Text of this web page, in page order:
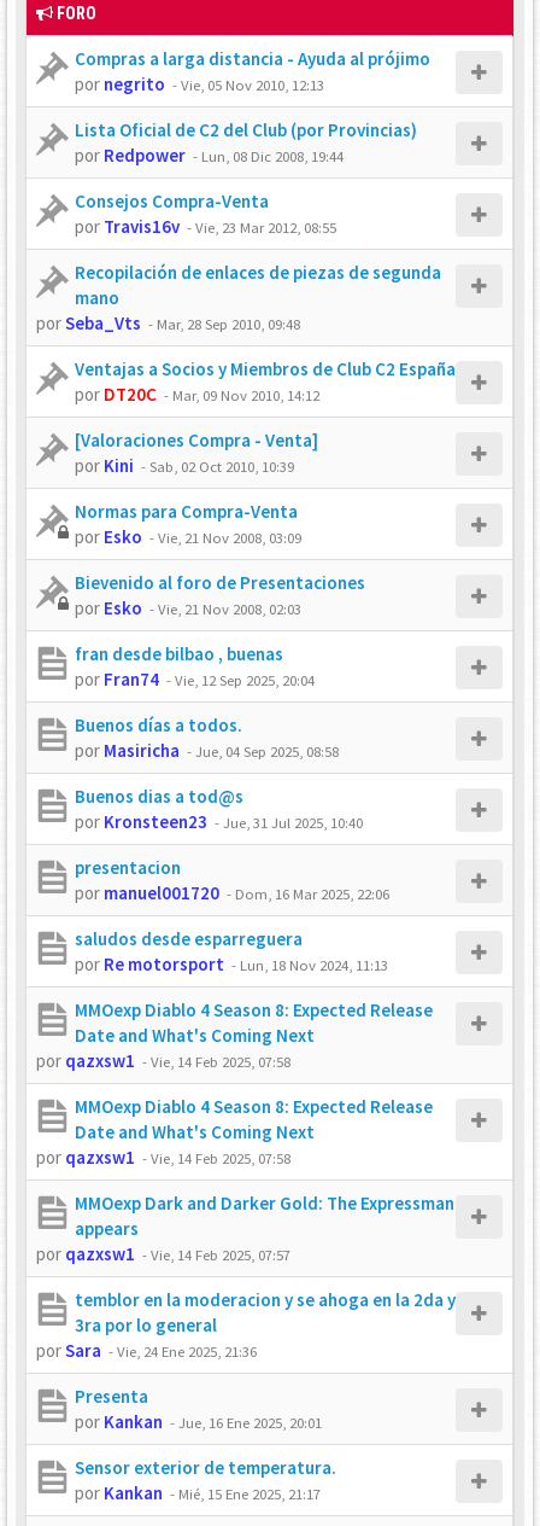
FORO
Compras a larga distancia - Ayuda al prójimo
por negrito -Vie, 05 Nov 2010, 12:13
Lista Oficial de C2 del Club (por Provincias)
por Redpower - Lun, 08 Dic 2008, 19:44
Consejos Compra-Venta
por Travis16v -Vie, 23 Mar 2012, 08:55
Recopilación de enlaces de piezas de segunda
mano
porSeba_Vts - Mar, 28 Sep 2010, 09:48
Ventajas a Socios y Miembros de Club C2 España
por DT20C - Mar, 09 Nov 2010, 14:12
[Valoraciones Compra - Venta]
por Kini -Sab, 02 Oct 2010, 10:39
Normas para Compra-Venta
por Esko -Vie, 21 Nov 2008, 03:09
Bievenido al foro de Presentaciones
por Esko -Vie, 21 Nov 2008, 02:03
fran desde bilbao , buenas
por Fran74 -Vie, 12 Sep 2025, 20:04
Buenos días a todos.
por Masiricha -Jue, 04 Sep 2025, 08:58
Buenos dias a tod@s
por Kronsteen23 -Jue, 31 Jul 2025, 10:40
presentacion
por manuel001720 - Dom, 16 Mar 2025, 22:06
saludos desde esparreguera
por Re motorsport - Lun, 18 Nov 2024, 11:13
MMOexp Diablo 4 Season 8: Expected Release
Date and What's Coming Next
por qazxsw1 -Vie, 14 Feb 2025, 07:58
MMOexp Diablo 4 Season 8: Expected Release
Date and What's Coming Next
por qazxsw1 -Vie, 14 Feb 2025, 07:58
MMOexp Dark and Darker Gold: The Expressman
appears
por qazxsw1 -Vie, 14 Feb 2025, 07:57
temblor en la moderacion y se ahoga en la 2da y
3ra por lo general
porSara -Vie, 24 Ene 2025, 21:36
Presenta
por Kankan -Jue, 16 Ene 2025, 20:01
Sensor exterior de temperatura.
por Kankan - Mié, 15 Ene 2025, 21:17